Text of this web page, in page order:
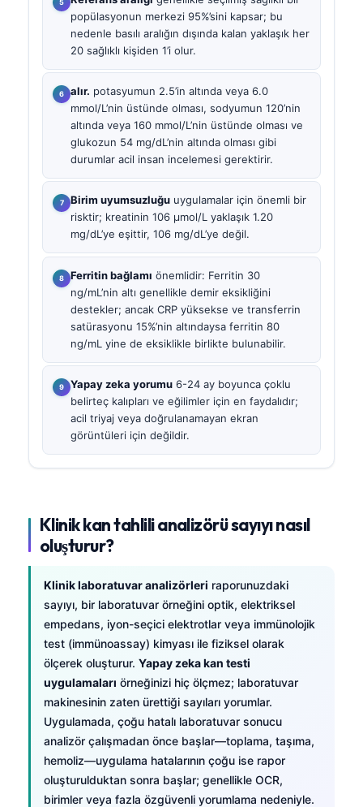
popülasyonun merkezi 95%’sini kapsar; bu
nedenle basılı aralığın dışında kalan yaklaşık her
20 sağlıklı kişiden 1’i olur.
alır. potasyumun 2.5’in altında veya 6.0
mmol/L’nin üstünde olması, sodyumun 120’nin
altında veya 160 mmol/L’nin üstünde olması ve
glukozun 54 mg/dL’nin altında olması gibi
durumlar acil insan incelemesi gerektirir.
Birim uyumsuzluğu uygulamalar için önemli bir
risktir; kreatinin 106 µmol/L yaklaşık 1.20
mg/dL’ye eşittir, 106 mg/dL’ye değil.
Ferritin bağlamı önemlidir: Ferritin 30
ng/mL’nin altı genellikle demir eksikliğini
destekler; ancak CRP yüksekse ve transferrin
satürasyonu 15%’nin altındaysa ferritin 80
ng/mL yine de eksiklikle birlikte bulunabilir.
Yapay zeka yorumu 6-24 ay boyunca çoklu
belirteç kalıpları ve eğilimler için en faydalıdır;
acil triyaj veya doğrulanamayan ekran
görüntüleri için değildir.
Klinik kan tahlili analizörü sayıyı nasıl
oluşturur?
Klinik laboratuvar analizörleri raporunuzdaki
sayıyı, bir laboratuvar örneğini optik, elektriksel
empedans, iyon-seçici elektrotlar veya immünolojik
test (immünoassay) kimyası ile fiziksel olarak
ölçerek oluşturur. Yapay zeka kan testi
uygulamaları örneğinizi hiç ölçmez; laboratuvar
makinesinin zaten ürettiği sayıları yorumlar.
Uygulamada, çoğu hatalı laboratuvar sonucu
analizör çalışmadan önce başlar—toplama, taşıma,
hemoliz—uygulama hatalarının çoğu ise rapor
oluşturulduktan sonra başlar; genellikle OCR,
birimler veya fazla özgüvenli yorumlama nedeniyle.